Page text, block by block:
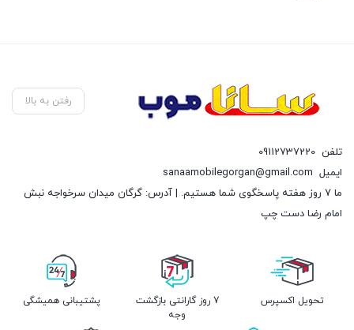
رفتن به بالا
تلفن 09112737220
ایمیل sanaamobilegorgan@gmail.com
ما 7 روز هفته پاسخگوی شما هستیم. | آدرس: گرگان میدان سرخواجه نبش
امام رضا دست چپ
تحویل اکسپرس
7 روز گارانتی بازگشت
وجه
پشتیبانی همیشگی